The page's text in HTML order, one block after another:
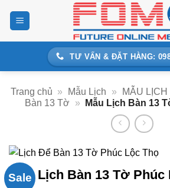
TƯ VẤN & ĐẶT HÀNG:
Trang chủ » Mẫu Lịch » MẪU
Bàn 13 Tờ
» Mẫu Lịch Bàn 13
Sale
Mẫu Lịch Bàn 13 Tờ Phúc